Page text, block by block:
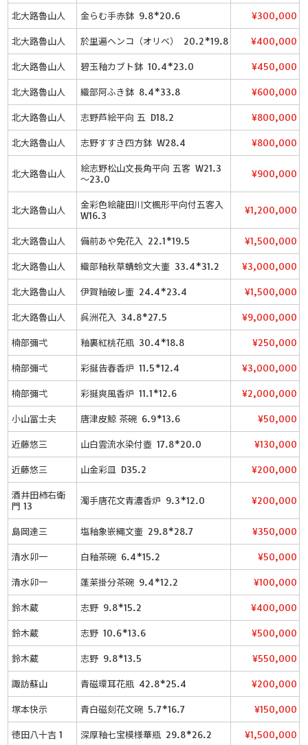
北大路魯山人 金らむ手赤鉢 9.8*20.6 ¥300,000
北大路魯山人 於里遍ヘンコ（オリベ） 20.2*19.8 ¥400,000
北大路魯山人 碧玉釉カブト鉢 10.4*23.0 ¥450,000
北大路魯山人 織部阿ふき鉢 8.4*33.8 ¥600,000
北大路魯山人 志野芦絵平向 五 D18.2 ¥800,000
北大路魯山人 志野すすき四方鉢 W28.4 ¥800,000
北大路魯山人
絵志野松山文長角平向 五客 W21.3
～23.0
¥900,000
北大路魯山人
金彩色絵龍田川文楓形平向付五客入
W16.3
¥1,200,000
北大路魯山人 備前あや免花入 22.1*19.5 ¥1,500,000
北大路魯山人 織部釉秋草蜻蛉文大壷 33.4*31.2 ¥3,000,000
北大路魯山人 伊賀釉破レ壷 24.4*23.4 ¥1,500,000
北大路魯山人 呉洲花入 34.8*27.5 ¥9,000,000
楠部彌弌 釉裏紅桃花瓶 30.4*18.8 ¥250,000
楠部彌弌 彩挻告春香炉 11.5*12.4 ¥3,000,000
楠部彌弌 彩挻爽風香炉 11.1*12.6 ¥2,000,000
小山冨士夫 唐津皮鯨 茶碗 6.9*13.6 ¥50,000
近藤悠三 山白雲流水染付壺 17.8*20.0 ¥130,000
近藤悠三 山金彩皿 D35.2 ¥200,000
酒井田柿右衛
門 13
濁手唐花文青濃香炉 9.3*12.0 ¥200,000
島岡達三 塩釉象嵌縄文壷 29.8*28.7 ¥350,000
清水卯一 白釉茶碗 6.4*15.2 ¥50,000
清水卯一 蓬莱掛分茶碗 9.4*12.2 ¥100,000
鈴木蔵 志野 9.8*15.2 ¥400,000
鈴木蔵 志野 10.6*13.6 ¥500,000
鈴木蔵 志野 9.8*13.5 ¥550,000
諏訪蘇山 青磁環耳花瓶 42.8*25.4 ¥200,000
塚本快示 青白磁刻花文碗 5.7*16.7 ¥150,000
徳田八十吉 1 深厚釉七宝模様華瓶 29.8*26.2 ¥1,500,000